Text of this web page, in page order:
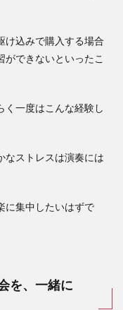
け込みで購入する場合
ができないといったこ
く一度はこんな経験し
なストレスは演奏には
に集中したいはずで
を、一緒に